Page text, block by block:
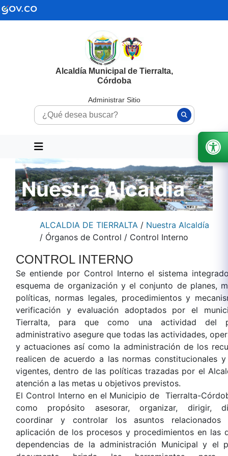
Alcaldía Municipal de Tierralta,
Córdoba
Administrar Sitio
Nuestra Alcaldia
ALCALDIA DE TIERRALTA / Nuestra Alcaldía
/ Órganos de Control / Control Interno
CONTROL INTERNO
Se entiende por Control Interno el sistema
esquema de organización y el conjunto de planes,
políticas, normas legales, procedimientos y
verificación y evaluación adoptados por el
Tierralta, para que como una actividad del
administrativo asegure que todas las actividades,
y actuaciones así como la administración de los
realicen de acuerdo a las normas constitucionales y
vigentes, dentro de las políticas trazadas por el
atención a las metas u objetivos previstos.
El Control Interno en el Municipio de Tierralta-
como propósito asesorar, organizar, dirigir,
coordinar y controlar los asuntos
aplicación de los procesos y procedimientos en las
dependencias de la administración Municipal y el